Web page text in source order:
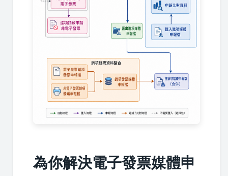
為你解決電子發票媒體申